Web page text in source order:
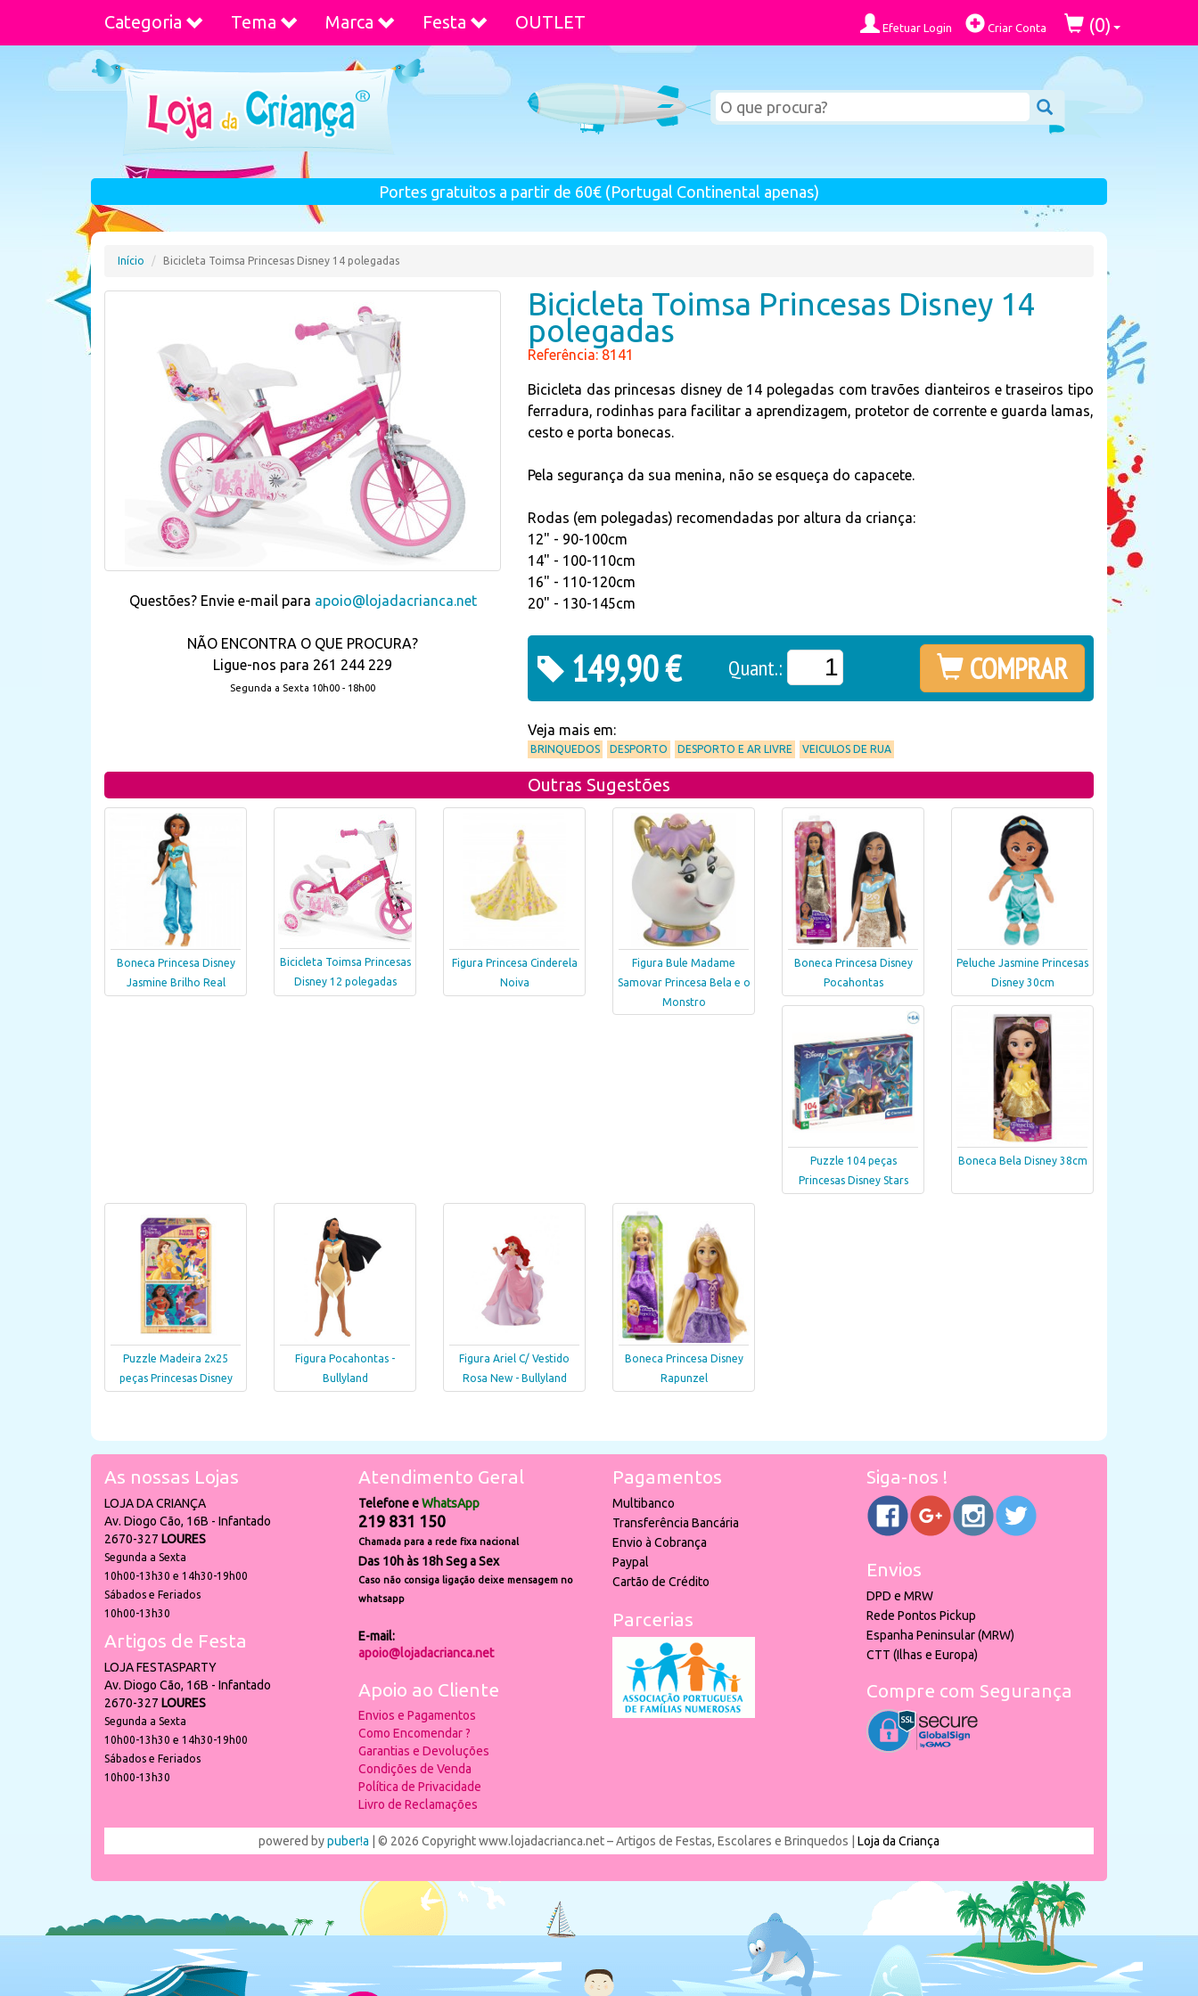
Categoria Tema Marca Festa OUTLET Efetuar Login Criar Conta (0)
Portes gratuitos a partir de 60€ (Portugal Continental apenas)
Início Bicicleta Toimsa Princesas Disney 14 polegadas
Questões? Envie e-mail para apoio@lojadacrianca.net
NÃO ENCONTRA O QUE PROCURA?
Ligue-nos para 261 244 229
Segunda a Sexta 10h00 - 18h00
Bicicleta Toimsa Princesas Disney 14
polegadas
Referência: 8141
Bicicleta das princesas disney de 14 polegadas com travões dianteiros e traseiros tipo
ferradura, rodinhas para facilitar a aprendizagem, protetor de corrente e guarda lamas,
cesto e porta bonecas.
Pela segurança da sua menina, não se esqueça do capacete.
Rodas (em polegadas) recomendadas por altura da criança:
12" - 90-100cm
14" - 100-110cm
16" - 110-120cm
20" - 130-145cm
149,90 € Quant.: COMPRAR
Veja mais em:
BRINQUEDOS DESPORTO DESPORTO E AR LIVRE VEICULOS DE RUA
Outras Sugestões
Boneca Princesa Disney
Jasmine Brilho Real
Bicicleta Toimsa Princesas
Disney 12 polegadas
Figura Princesa Cinderela
Noiva
Figura Bule Madame
Samovar Princesa Bela e o
Monstro
Boneca Princesa Disney
Pocahontas
Peluche Jasmine Princesas
Disney 30cm
Puzzle 104 peças
Princesas Disney Stars
Boneca Bela Disney 38cm
Puzzle Madeira 2x25
peças Princesas Disney
Figura Pocahontas -
Bullyland
Figura Ariel C/ Vestido
Rosa New - Bullyland
Boneca Princesa Disney
Rapunzel
As nossas Lojas
LOJA DA CRIANÇA
Av. Diogo Cão, 16B - Infantado
2670-327 LOURES
Segunda a Sexta
10h00-13h30 e 14h30-19h00
Sábados e Feriados
10h00-13h30
Artigos de Festa
LOJA FESTASPARTY
Av. Diogo Cão, 16B - Infantado
2670-327 LOURES
Segunda a Sexta
10h00-13h30 e 14h30-19h00
Sábados e Feriados
10h00-13h30
Atendimento Geral
Telefone eWhatsApp
219 831 150
Chamada para a rede fixa nacional
Das 10h às 18h Seg a Sex
Caso não consiga ligação deixe mensagem no
whatsapp
E-mail:
apoio@lojadacrianca.net
Apoio ao Cliente
Envios e Pagamentos
Como Encomendar ?
Garantias e Devoluções
Condições de Venda
Política de Privacidade
Livro de Reclamações
Pagamentos
Multibanco
Transferência Bancária
Envio à Cobrança
Paypal
Cartão de Crédito
Parcerias
Siga-nos !
Envios
DPD e MRW
Rede Pontos Pickup
Espanha Peninsular (MRW)
CTT (Ilhas e Europa)
Compre com Segurança
powered bypuber!a | © 2026 Copyright www.lojadacrianca.net – Artigos de Festas, Escolares e Brinquedos | Loja da Criança